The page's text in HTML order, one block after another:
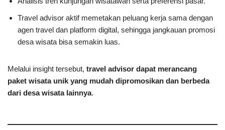
Travel advisor aktif memetakan peluang kerja sama dengan
agen travel dan platform digital, sehingga jangkauan promosi
desa wisata bisa semakin luas.
Melalui insight tersebut, travel advisor dapat merancang
paket wisata unik yang mudah dipromosikan dan berbeda
dari desa wisata lainnya.